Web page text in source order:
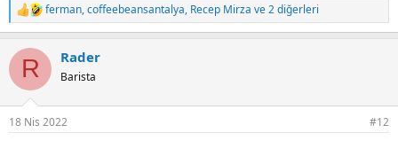
T
e
k
l
:
ferman,coffeebeansantalya, Recep Mirza ve 2 diğerleri
R Rader
Barista
18 Nis 2022 #12